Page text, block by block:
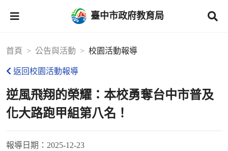
臺中市政府教育局
首頁 公告與活動 校園活動報導
返回校園活動報導
逆風飛翔的榮耀：本校勇奪台中市普及
化大路跑甲組第八名！
報導日期： 2025-12-23